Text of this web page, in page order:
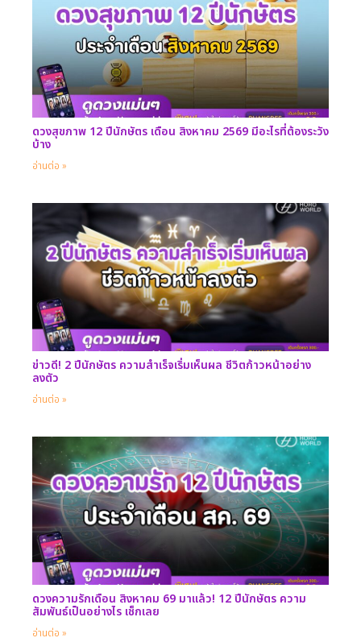
ดวงสุขภาพ 12 ปีนักษัตร เดือน สิงหาคม 2569 มีอะไรที่ต้องระวัง
บ้าง
อ่านต่อ »
ข่าวดี! 2 ปีนักษัตร ความสำเร็จเริ่มเห็นผล ชีวิตก้าวหน้าอย่าง
ลงตัว
อ่านต่อ »
ดวงความรักเดือน สิงหาคม 69 มาแล้ว! 12 ปีนักษัตร ความ
สัมพันธ์เป็นอย่างไร เช็กเลย
อ่านต่อ »